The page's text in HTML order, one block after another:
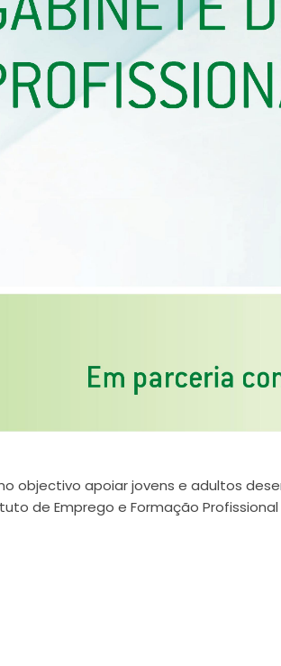
objectivo apoiar jovens e adultos
de Emprego e Formação Profissional